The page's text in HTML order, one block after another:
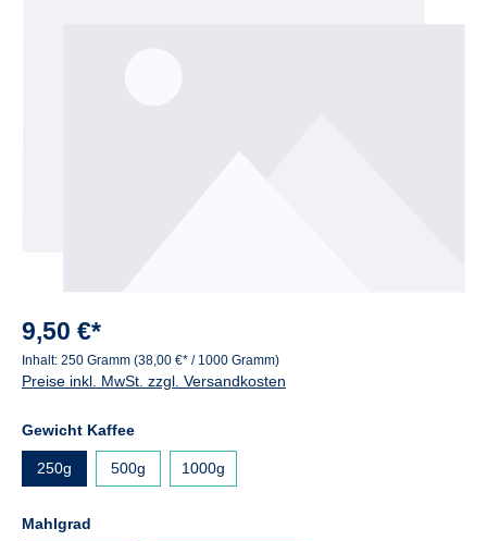
9,50 €*
Inhalt: 250 Gramm (38,00 €* / 1000 Gramm)
Preise inkl. MwSt. zzgl. Versandkosten
Gewicht Kaffeeauswählen
250g 500g 1000g
Mahlgrad